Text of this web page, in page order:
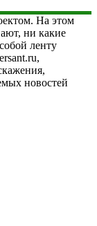
На этом
ни какие
ленту
новостей